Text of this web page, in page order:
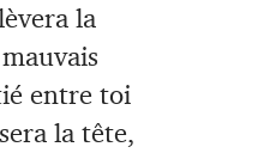
la
entre toi
la tête,